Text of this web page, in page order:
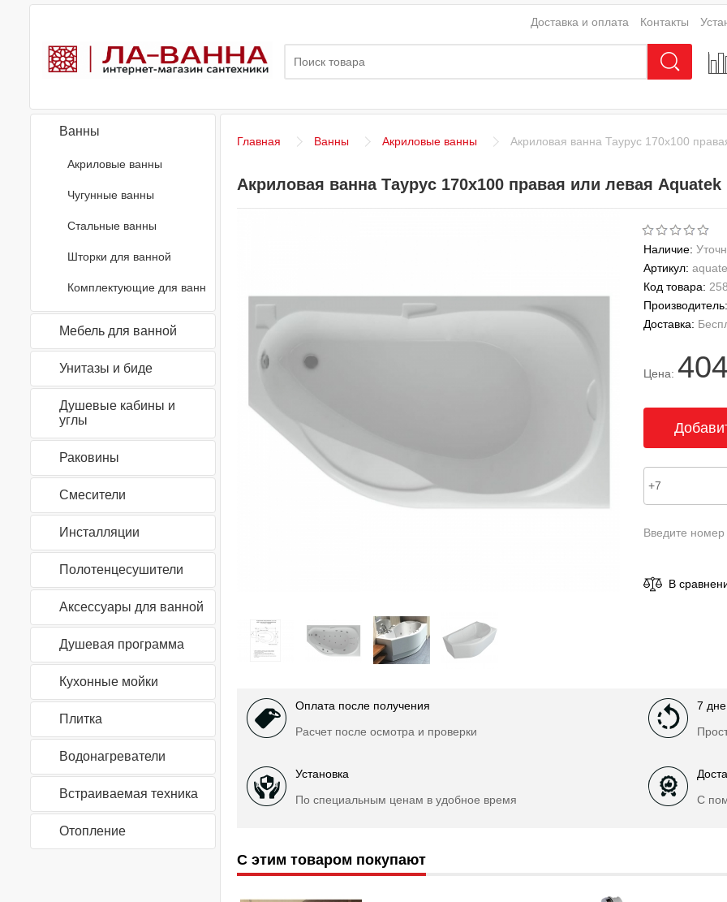
Доставка и оплата Контакты
Ванны
Акриловые ванны
Чугунные ванны
Стальные ванны
Шторки для ванной
Комплектующие для ванн
Мебель для ванной
Унитазы и биде
Душевые кабины и
углы
Раковины
Смесители
Инсталляции
Полотенцесушители
Аксессуары для ванной
Душевая программа
Кухонные мойки
Плитка
Водонагреватели
Встраиваемая техника
Отопление
Главная Ванны Акриловые ванны Акриловая ванна Таурус 170х100
Акриловая ванна Таурус 170х100 правая или левая Aquatek
Наличие:
Артикул:
Код товара:
Производитель:
Доставка:
Цена:
Введите
В
Оплата после получения
Расчет после осмотра и проверки
7
Установка
По специальным ценам в удобное время
С
С этим товаром покупают